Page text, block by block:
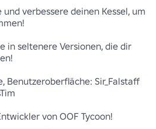
verbessere deinen Kessel, um
in seltenere Versionen, die dir
Benutzeroberfläche: Sir_Falstaff
von OOF Tycoon!